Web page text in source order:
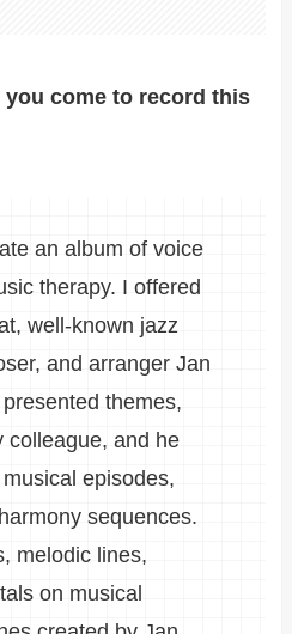
come to record this
an album of voice
therapy. I offered
well-known jazz
and arranger Jan
themes,
colleague, and he
episodes,
sequences.
melodic lines,
on musical